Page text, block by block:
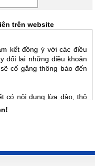
trên website
kết đồng ý với các điều
đổi lại những điều khoản
cố gắng thông báo đến
có nội dung lừa đảo, thô
đe doạ người khác; liên
nội dung nào vi phạm
luật pháp của quốc
luật pháp quốc tế. Nếu
đều được ghi nhận lại
trong trường hợp bạn